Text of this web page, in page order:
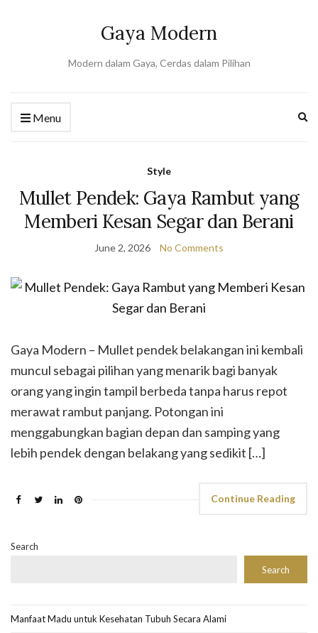
Gaya Modern
Modern dalam Gaya, Cerdas dalam Pilihan
Menu
Style
Mullet Pendek: Gaya Rambut yang
Memberi Kesan Segar dan Berani
June 2, 2026 No Comments
Gaya Modern – Mullet pendek belakangan ini kembali
muncul sebagai pilihan yang menarik bagi banyak
orang yang ingin tampil berbeda tanpa harus repot
merawat rambut panjang. Potongan ini
menggabungkan bagian depan dan samping yang
lebih pendek dengan belakang yang sedikit […]
Continue Reading
Search
Search
Manfaat Madu untuk Kesehatan Tubuh Secara Alami